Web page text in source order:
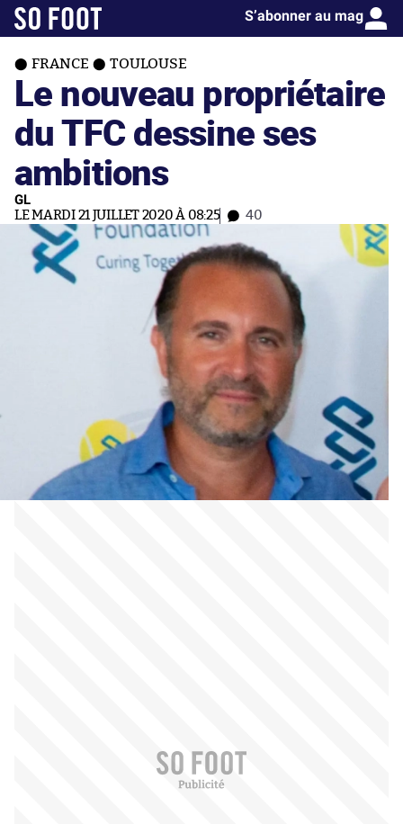
S’abonner au mag
FRANCE TOULOUSE
Le nouveau propriétaire
du TFC dessine ses
ambitions
GL
LE MARDI 21 JUILLET 2020 À 08:25 40